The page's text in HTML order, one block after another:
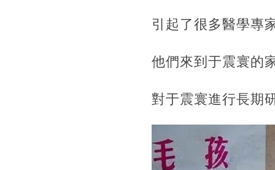
引起了很多醫學專
他們來到于震寰的
對于震寰進行長期